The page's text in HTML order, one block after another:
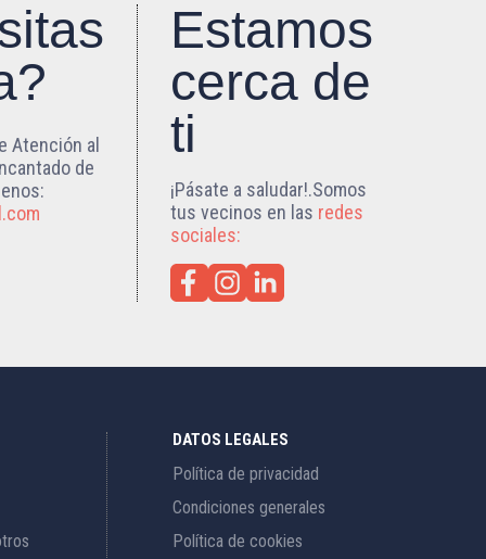
Atención al
de
Estamos
cerca de
ti
¡Pásate a saludar!.Somos
tus vecinos en las redes
sociales:
DATOS LEGALES
Política de privacidad
Condiciones generales
Política de cookies